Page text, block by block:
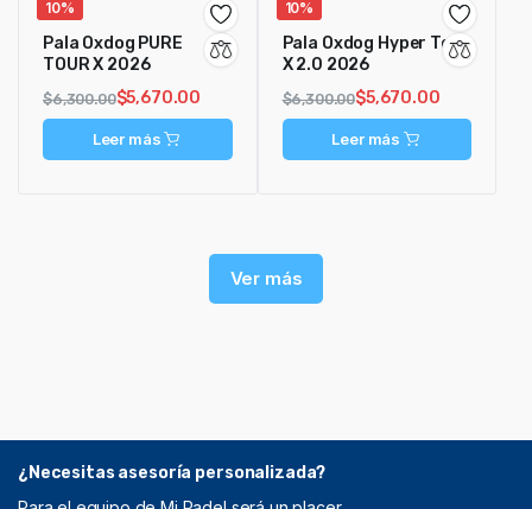
10%
Pala Oxdog PURE
TOUR X 2026
$6,300.00$5,670.00
Leer más
10%
Pala Oxdog Hyper Tour
X 2.0 2026
$6,300.00$5,670.00
Leer más
Ver más
¿Necesitas asesoría personalizada?